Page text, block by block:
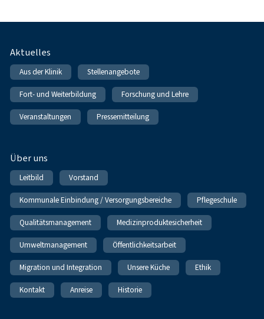
Fußnavigation
Aktuelles
Aus der Klinik Stellenangebote
Fort- und Weiterbildung Forschung und Lehre
Veranstaltungen Pressemitteilung
Über uns
Leitbild Vorstand
Kommunale Einbindung / Versorgungsbereiche Pflegeschule
Qualitätsmanagement Medizinproduktesicherheit
Umweltmanagement Öffentlichkeitsarbeit
Migration und Integration Unsere Küche Ethik
Kontakt Anreise Historie